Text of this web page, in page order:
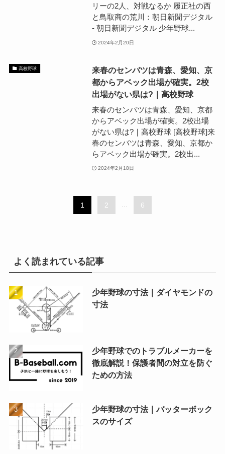
リーの2人、対戦なるか 履正社の西
と鳥取商の荒川：朝日新聞デジタル
- 朝日新聞デジタル 少年野球...
2024年2月20日
高校野球
来春のセンバツは青森、愛知、京
都からアベック出場が確実。2校
出場がない県は?｜高校野球
来春のセンバツは青森、愛知、京都
からアベック出場が確実。2校出場
がない県は?｜高校野球 [高校野球]来
春のセンバツは青森、愛知、京都か
らアベック出場が確実。2校出...
2024年2月18日
1 2 ... 6
よく読まれている記事
少年野球の寸法｜ダイヤモンドの
寸法
少年野球でのトラブルメーカーを
徹底解説！保護者間の対立を防ぐ
ための方法
少年野球の寸法｜バッターボック
スのサイズ